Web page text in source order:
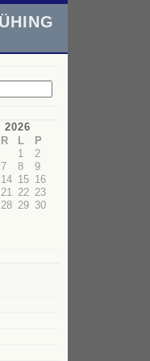
2026
R L
P
1
2
7 8
9
14 15 16
21 22 23
28 29 30